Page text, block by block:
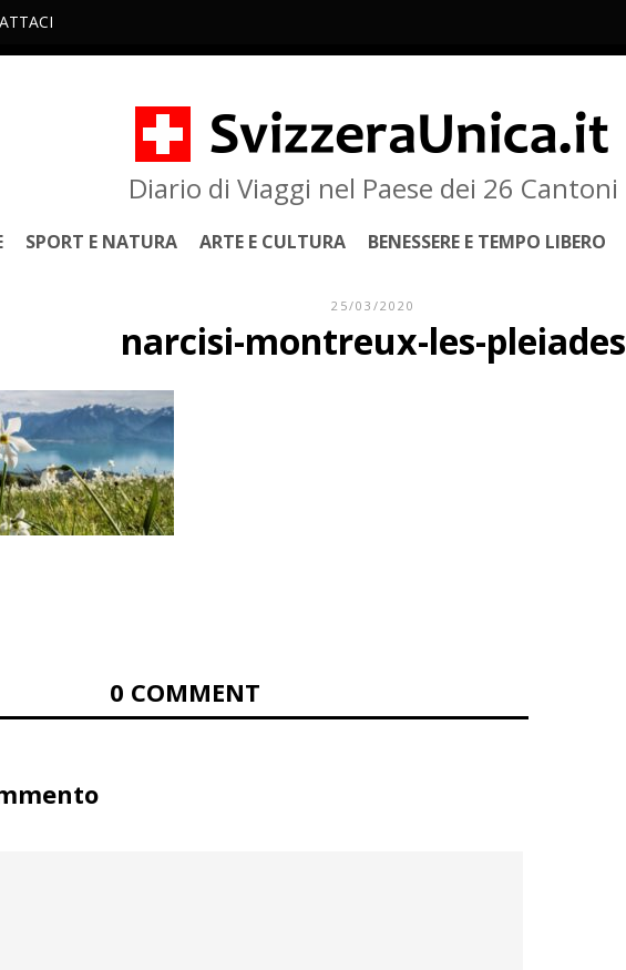
Diario di Viaggi nel Paese dei 26 Cantoni
SPORT E NATURA ARTE E CULTURA BENESSERE E TEMPO LIBERO
25/03/2020
narcisi-montreux-les-pleiades
0 COMMENT